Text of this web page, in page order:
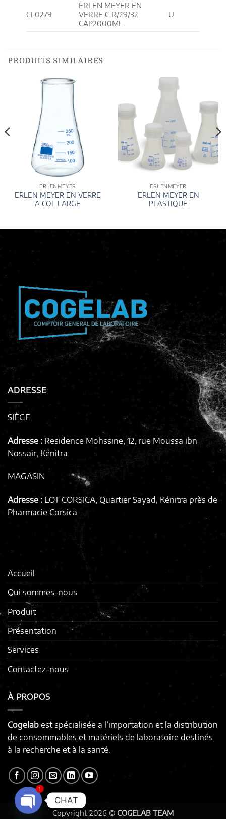
CL0279
ERLEN MEYER EN
VERRE C R/29/32
CAP2000ML
U
PRODUITS SIMILAIRES
ERLENMEYER
ERLEN MEYER EN VERRE
A COL LARGE
ERLENMEYER
ERLEN MEYER EN
PLASTIQUE
ADRESSE
SIÈGE
Adresse : Residence Mohssine, 12, rue Moussa ibn
Nossair, Kénitra
MAGASIN
Adresse : LOT CORSICA, Quartier Sayad, Kénitra près de
Pharmacie Corsica
Accueil
Qui sommes-nous
Produit
Présentation
Services
Contactez-nous
À PROPOS
Cogelab est spécialisée a l’importation et la distribution
de consommables et matériels de laboratoire destinés
à la recherche et à la santé.
Copyright 2026 © COGELAB TEAM
CHAT
1